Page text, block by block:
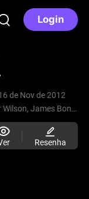
Login
de Nov de 2012
James Bonadio
Resenha